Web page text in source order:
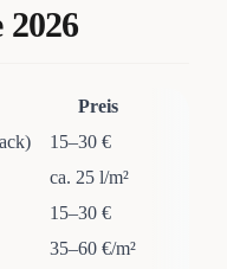
Preis
15–30 €
ca. 25 l/m²
15–30 €
35–60 €/m²